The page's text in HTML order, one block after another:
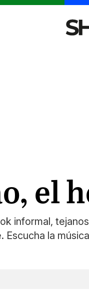
el
informal,
la